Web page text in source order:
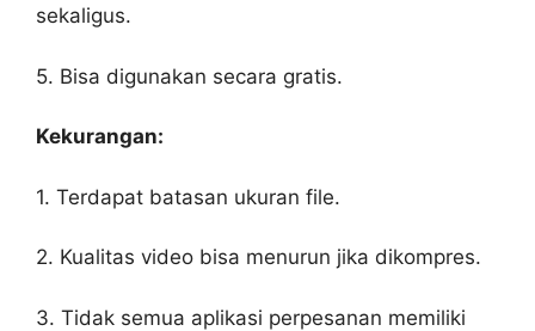
sekaligus.
5. Bisa digunakan secara gratis.
Kekurangan:
1. Terdapat batasan ukuran file.
2. Kualitas video bisa menurun jika dikompres.
3. Tidak semua aplikasi perpesanan memiliki